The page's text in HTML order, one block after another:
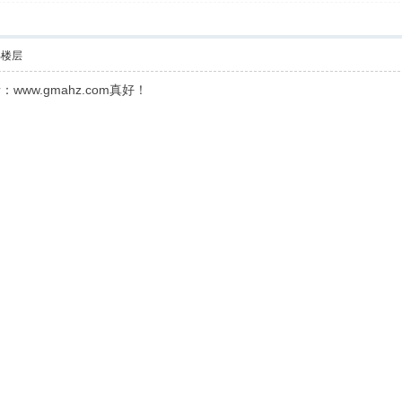
层
www.gmahz.com真好！